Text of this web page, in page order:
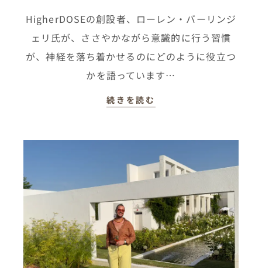
HigherDOSEの創設者、ローレン・バーリンジ
ェリ氏が、ささやかながら意識的に行う習慣
が、神経を落ち着かせるのにどのように役立つ
かを語っています…
続きを読む